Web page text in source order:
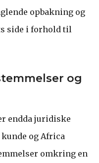
opbakning og
side i forhold til
og
endda juridiske
og Africa
omkring en